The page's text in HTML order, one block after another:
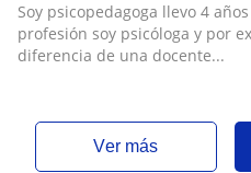
Soy psicopedagoga llevo 4
profesión soy psicóloga y por
diferencia de una docente...
ver más